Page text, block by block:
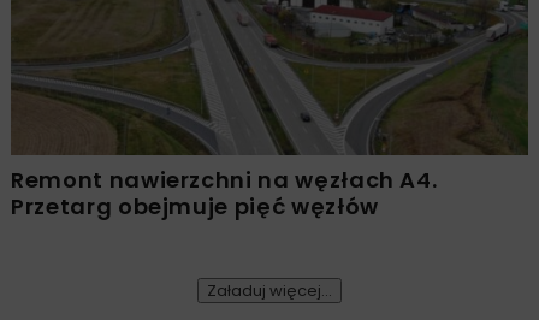
Remont nawierzchni na węzłach A4.
Przetarg obejmuje pięć węzłów
Załaduj więcej...